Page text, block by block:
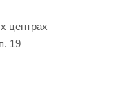
центрах
19